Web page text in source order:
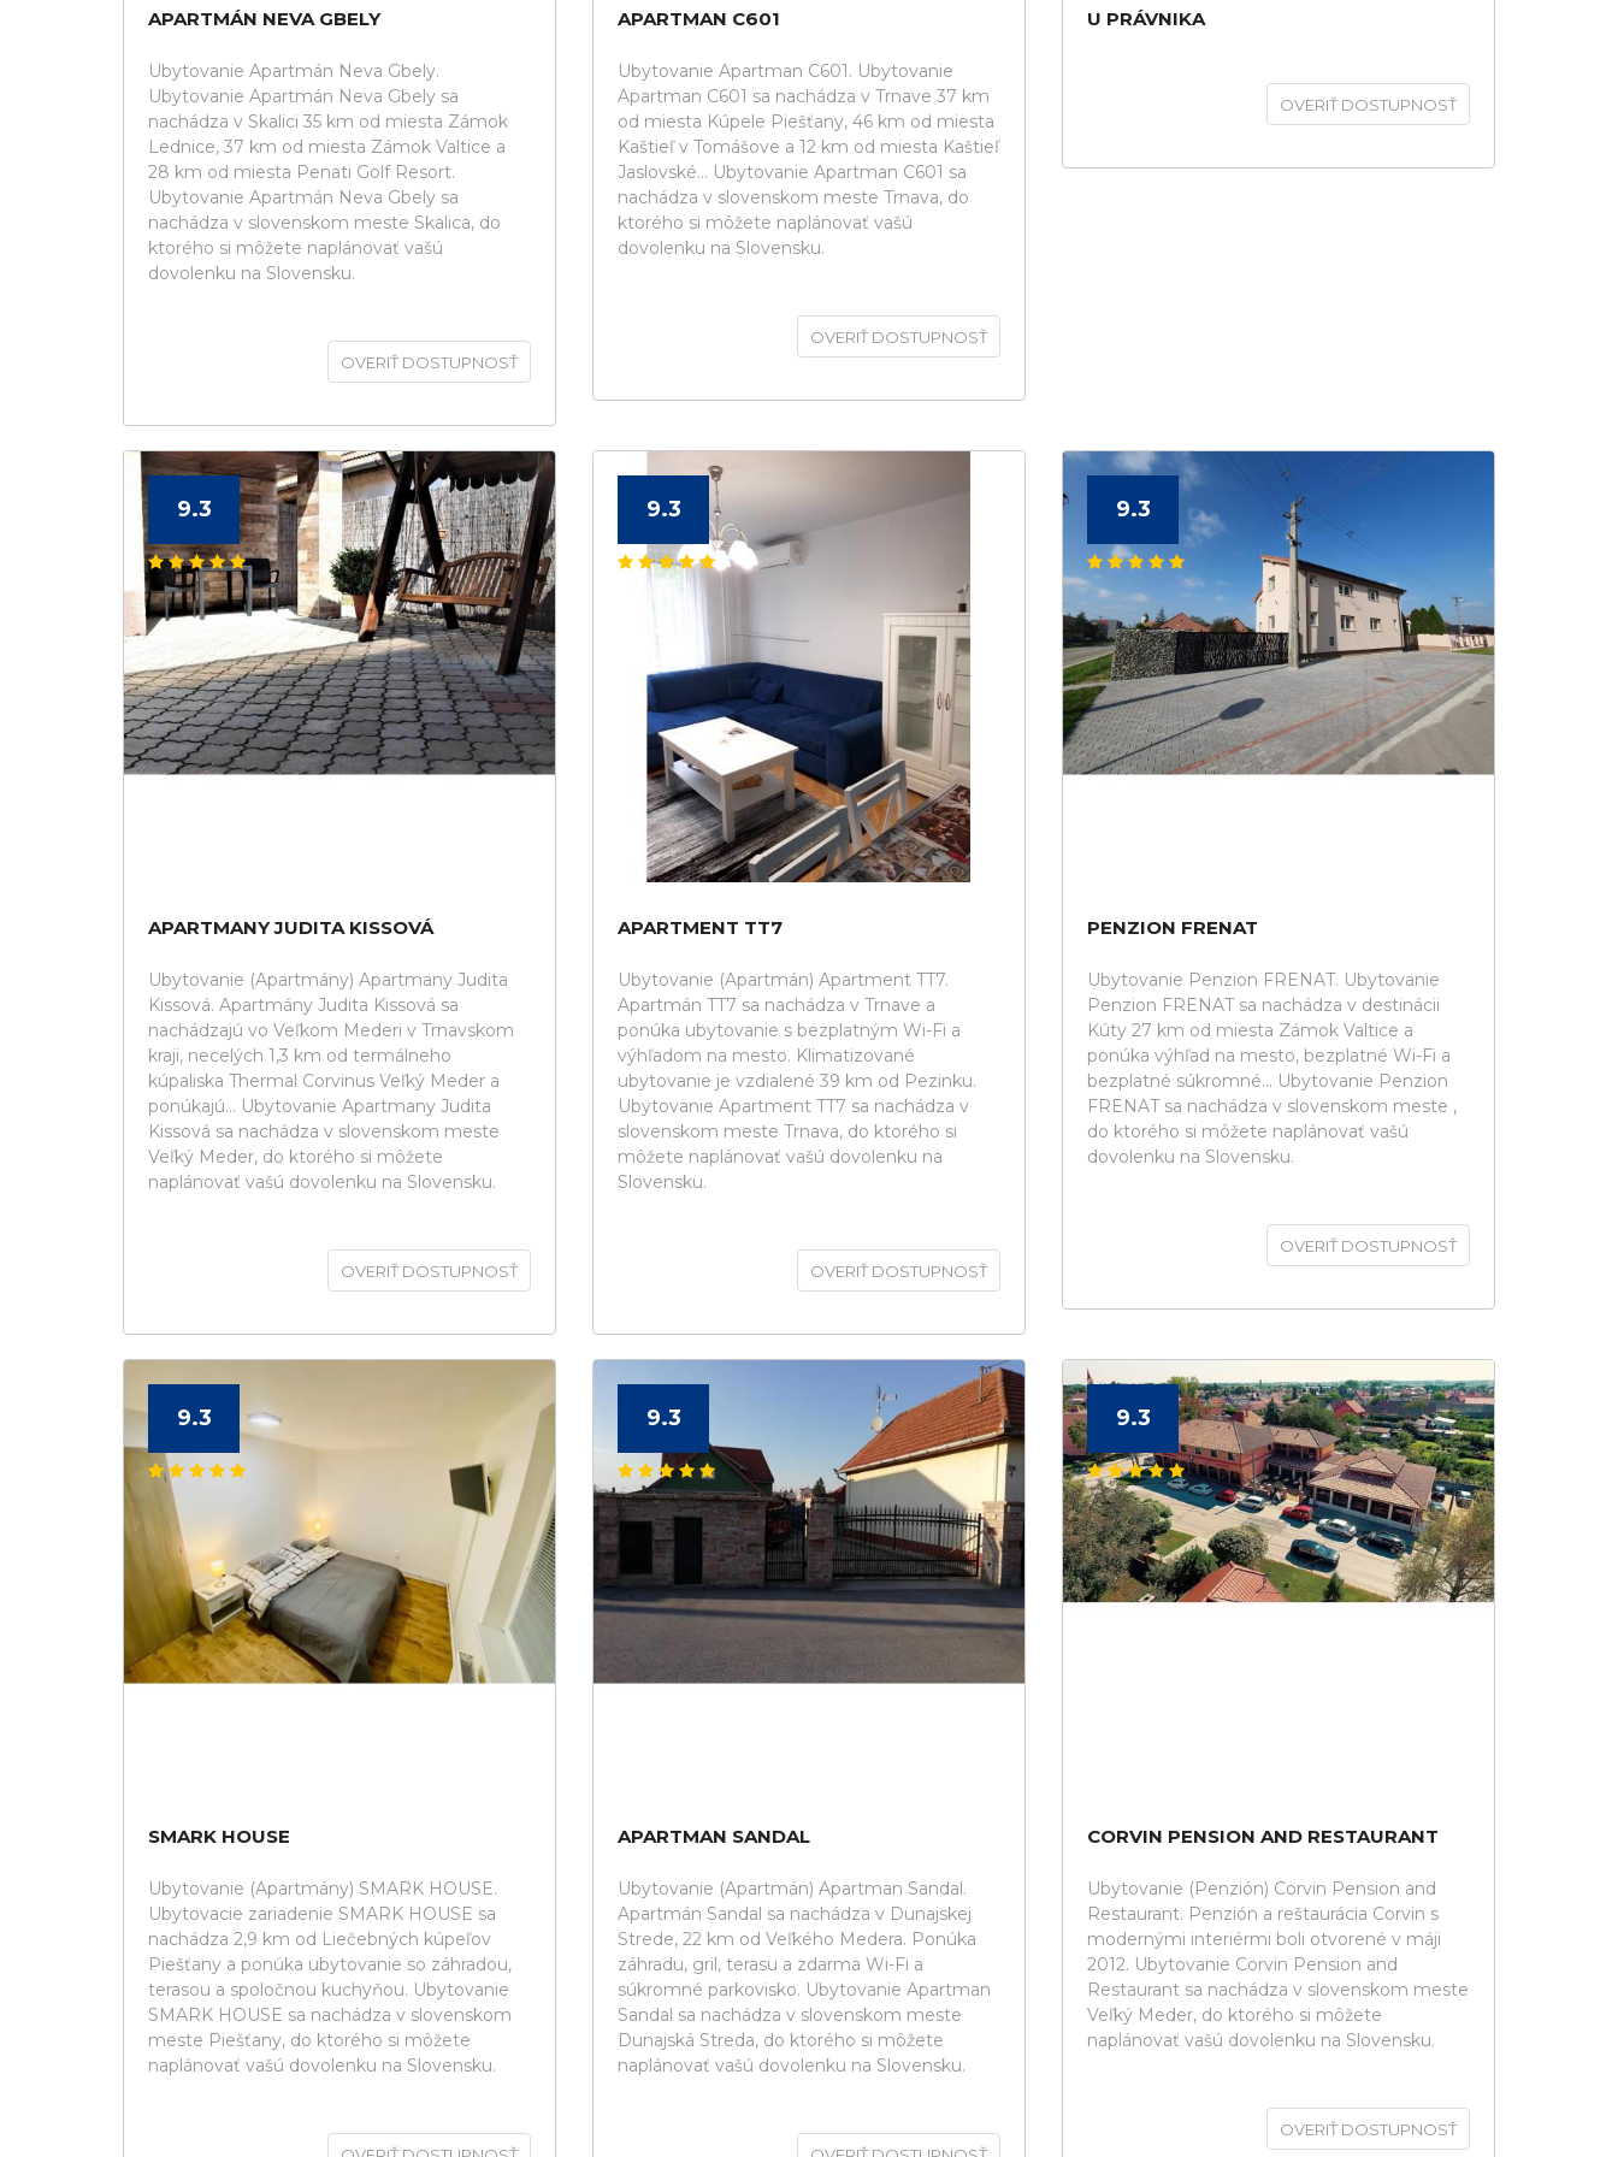
APARTMÁN NEVA GBELY
Ubytovanie Apartmán Neva Gbely.
Ubytovanie Apartmán Neva Gbely sa
nachádza v Skalici 35 km od miesta Zámok
Lednice, 37 km od miesta Zámok Valtice a
28 km od miesta Penati Golf Resort.
Ubytovanie Apartmán Neva Gbely sa
nachádza v slovenskom meste Skalica, do
ktorého si môžete naplánovať vašú
dovolenku na Slovensku.
OVERIŤ DOSTUPNOSŤ
APARTMAN C601
Ubytovanie Apartman C601. Ubytovanie
Apartman C601 sa nachádza v Trnave 37 km
od miesta Kúpele Piešťany, 46 km od miesta
Kaštieľ v Tomášove a 12 km od miesta Kaštieľ
Jaslovské... Ubytovanie Apartman C601 sa
nachádza v slovenskom meste Trnava, do
ktorého si môžete naplánovať vašú
dovolenku na Slovensku.
OVERIŤ DOSTUPNOSŤ
U PRÁVNIKA
OVERIŤ DOSTUPNOSŤ
9.3
APARTMANY JUDITA KISSOVÁ
Ubytovanie (Apartmány) Apartmany Judita
Kissová. Apartmány Judita Kissová sa
nachádzajú vo Veľkom Mederi v Trnavskom
kraji, necelých 1,3 km od termálneho
kúpaliska Thermal Corvinus Veľký Meder a
ponúkajú... Ubytovanie Apartmany Judita
Kissová sa nachádza v slovenskom meste
Veľký Meder, do ktorého si môžete
naplánovať vašú dovolenku na Slovensku.
OVERIŤ DOSTUPNOSŤ
9.3
APARTMENT TT7
Ubytovanie (Apartmán) Apartment TT7.
Apartmán TT7 sa nachádza v Trnave a
ponúka ubytovanie s bezplatným Wi-Fi a
výhľadom na mesto. Klimatizované
ubytovanie je vzdialené 39 km od Pezinku.
Ubytovanie Apartment TT7 sa nachádza v
slovenskom meste Trnava, do ktorého si
môžete naplánovať vašú dovolenku na
Slovensku.
OVERIŤ DOSTUPNOSŤ
9.3
PENZION FRENAT
Ubytovanie Penzion FRENAT. Ubytovanie
Penzion FRENAT sa nachádza v destinácii
Kúty 27 km od miesta Zámok Valtice a
ponúka výhľad na mesto, bezplatné Wi-Fi a
bezplatné súkromné... Ubytovanie Penzion
FRENAT sa nachádza v slovenskom meste ,
do ktorého si môžete naplánovať vašú
dovolenku na Slovensku.
OVERIŤ DOSTUPNOSŤ
9.3
SMARK HOUSE
Ubytovanie (Apartmány) SMARK HOUSE.
Ubytovacie zariadenie SMARK HOUSE sa
nachádza 2,9 km od Liečebných kúpeľov
Piešťany a ponúka ubytovanie so záhradou,
terasou a spoločnou kuchyňou. Ubytovanie
SMARK HOUSE sa nachádza v slovenskom
meste Piešťany, do ktorého si môžete
naplánovať vašú dovolenku na Slovensku.
9.3
APARTMAN SANDAL
Ubytovanie (Apartmán) Apartman Sandal.
Apartmán Sandal sa nachádza v Dunajskej
Strede, 22 km od Veľkého Medera. Ponúka
záhradu, gril, terasu a zdarma Wi-Fi a
súkromné parkovisko. Ubytovanie Apartman
Sandal sa nachádza v slovenskom meste
Dunajská Streda, do ktorého si môžete
naplánovať vašú dovolenku na Slovensku.
9.3
CORVIN PENSION AND RESTAURANT
Ubytovanie (Penzión) Corvin Pension and
Restaurant. Penzión a reštaurácia Corvin s
modernými interiérmi boli otvorené v máji
2012. Ubytovanie Corvin Pension and
Restaurant sa nachádza v slovenskom meste
Veľký Meder, do ktorého si môžete
naplánovať vašú dovolenku na Slovensku.
OVERIŤ DOSTUPNOSŤ